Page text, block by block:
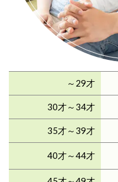
～29才
30才～34才
35才～39才
40才～44才